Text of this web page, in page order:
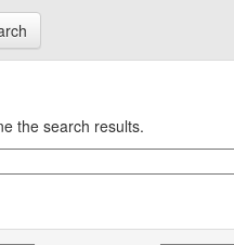
the search results.